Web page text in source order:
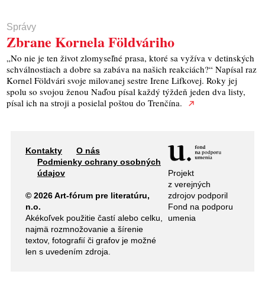
Správy
Zbrane Kornela Földváriho
„No nie je ten život zlomyseľné prasa, ktoré sa vyžíva v detinských
schválnostiach a dobre sa zabáva na našich reakciách?“ Napísal raz
Kornel Földvári svoje milovanej sestre Irene Lifkovej. Roky jej
spolu so svojou ženou Naďou písal každý týždeň jeden dva listy,
písal ich na stroji a posielal poštou do Trenčína.
Kontakty
O nás
Podmienky ochrany osobných
údajov
© 2026 Art-fórum pre literatúru,
n.o.
Akékoľvek použitie častí alebo celku,
najmä rozmnožovanie a šírenie
textov, fotografií či grafov je možné
len s uvedením zdroja.
Projekt
z verejných
zdrojov podporil
Fond na podporu
umenia